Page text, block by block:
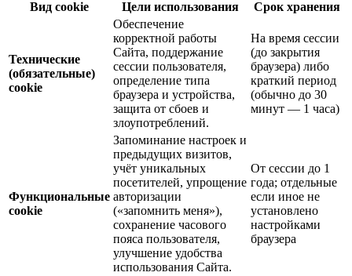
Вид cookie Цели использования Срок хранения
Технические
(обязательные)
cookie
Обеспечение
корректной работы
Сайта, поддержание
сессии пользователя,
определение типа
браузера и устройства,
защита от сбоев и
злоупотреблений.
На время сессии
(до закрытия
браузера) либо
краткий период
(обычно до 30
минут — 1 часа)
Функциональные
cookie
Запоминание настроек и
предыдущих визитов,
учёт уникальных
посетителей, упрощение
авторизации
(«запомнить меня»),
сохранение часового
пояса пользователя,
улучшение удобства
использования Сайта.
От сессии до 1
года; отдельные
если иное не
установлено
настройками
браузера